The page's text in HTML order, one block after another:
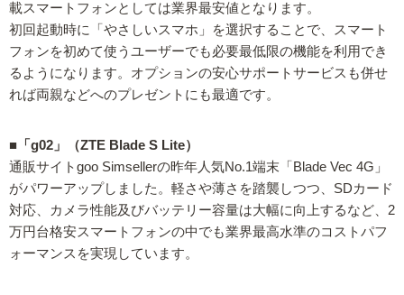
載スマートフォンとしては業界最安値となります。
初回起動時に「やさしいスマホ」を選択することで、スマート
フォンを初めて使うユーザーでも必要最低限の機能を利用でき
るようになります。オプションの安心サポートサービスも併せ
れば両親などへのプレゼントにも最適です。
■「g02」（ZTE Blade S Lite）
通販サイトgoo Simsellerの昨年人気No.1端末「Blade Vec 4G」
がパワーアップしました。軽さや薄さを踏襲しつつ、SDカード
対応、カメラ性能及びバッテリー容量は大幅に向上するなど、2
万円台格安スマートフォンの中でも業界最高水準のコストパフ
ォーマンスを実現しています。